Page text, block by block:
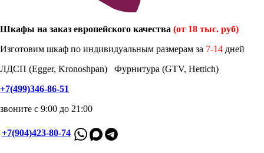
Шкафы на заказ европейского качества (от 18 тыс. руб)
Изготовим шкаф по индивидуальным размерам за 7-14 дней
ЛДСП (Egger, Kronoshpan) Фурнитура (GTV, Hettich)
+7(499)346-86-51
звоните с 9:00 до 21:00
+7(904)423-80-74